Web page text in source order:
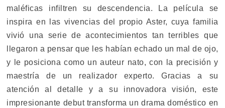
maléficas infiltren su descendencia. La película se
inspira en las vivencias del propio Aster, cuya familia
vivió una serie de acontecimientos tan terribles que
llegaron a pensar que les habían echado un mal de ojo,
y le posiciona como un auteur nato, con la precisión y
maestría de un realizador experto. Gracias a su
atención al detalle y a su innovadora visión, este
impresionante debut transforma un drama doméstico en